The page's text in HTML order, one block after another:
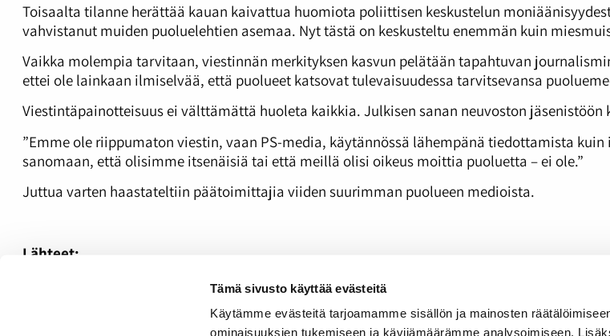
Tämä sivusto käyttää evästeitä
Käytämme evästeitä tarjoamamme sisällön ja mainosten
ominaisuuksien tukemiseen ja kävijämäärämme analysoimiseen.
Toisaalta tilanne herättää kauan kaivattua huomiota poliittisen keskustelun
vahvistanut muiden puoluelehtien asemaa. Nyt tästä on keskusteltu enemmän kuin
Vaikka molempia tarvitaan, viestinnän merkityksen kasvun pelätään tapahtuvan
ettei ole lainkaan ilmiselvää, että puolueet katsovat tulevaisuudessa tarvitsevansa
Viestintäpainotteisuus ei välttämättä huoleta kaikkia. Julkisen sanan neuvoston
”Emme ole riippumaton viestin, vaan PS-media, käytännössä lähempänä tiedottamista
sanomaan, että olisimme itsenäisiä tai että meillä olisi oikeus moittia puoluetta – ei ole.”
Juttua varten haastateltiin päätoimittajia viiden suurimman puolueen medioista.
Lähteet:
Vihreä Lanka: Vihreät lakkauttaa Vihreä Lanka -lehden
Turun Sanomat: Puoluelehtien päätoimittajat yllättyivät Vihreän Langan lopettamisesta –